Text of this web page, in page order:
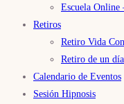
Escuela Online
Retiros
Retiro Vida
Retiro de un
Calendario de Eventos
Sesión Hipnosis